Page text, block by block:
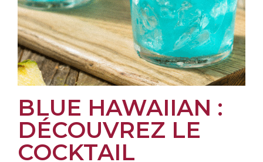
BLUE HAWAIIAN :
DÉCOUVREZ LE
COCKTAIL